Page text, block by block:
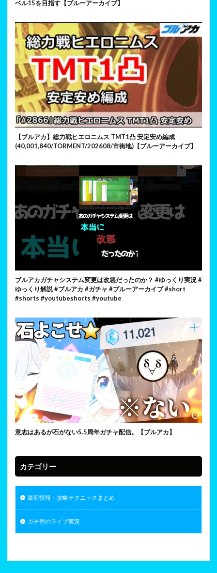
ベル15を目指す【ブルーアーカイブ】
【ブルアカ】総力戦ヒエロニムス TMT1凸 安定安め編成
(40,001,840/TORMENT/202608/市街地)【ブルーアーカイブ】
ブルアカガチャシステム変更は改悪だったのか？ #ゆっくり実況 #
ゆっくり解説 #ブルアカ #ガチャ #ブルーアーカイブ #short
#shorts #youtubeshorts #youtube
意志はあるが石がない5.5周年ガチャ配信。【ブルアカ】
カテゴリー
最新情報・攻略テクニックまとめ
ガチ勢のライブ実況